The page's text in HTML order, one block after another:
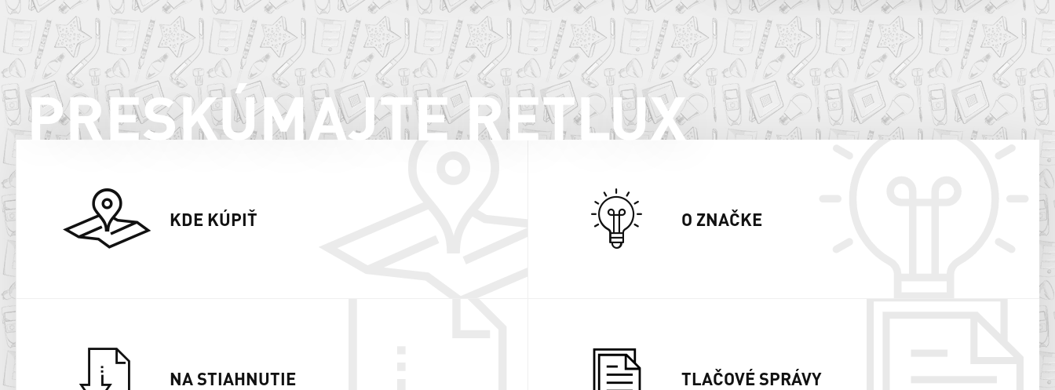
PRESKÚMAJTE RETLUX
KDE KÚPIŤ O ZNAČKE
NA STIAHNUTIE TLAČOVÉ SPRÁVY